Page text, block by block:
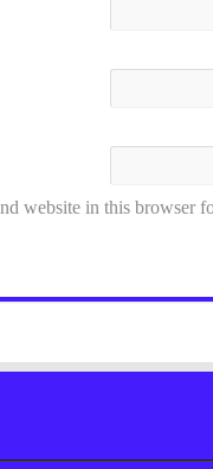
website in this browser